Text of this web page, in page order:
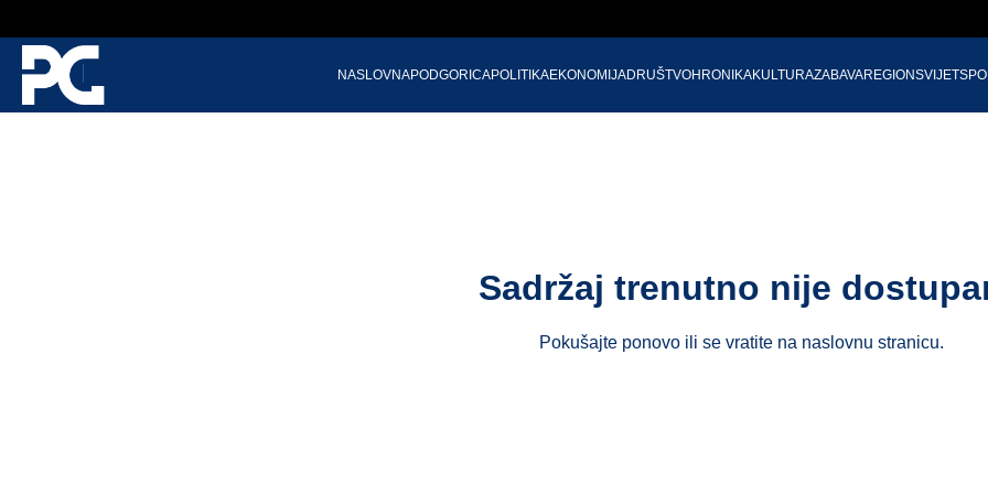
NASLOVNAPODGORICAPOLITIKAEKONOMIJADRUŠTVOHRONIKAKULTURAZABAVAREGIONSVIJET
Sadržaj trenutno nije
Pokušajte ponovo ili se vratite na naslovnu stranicu.